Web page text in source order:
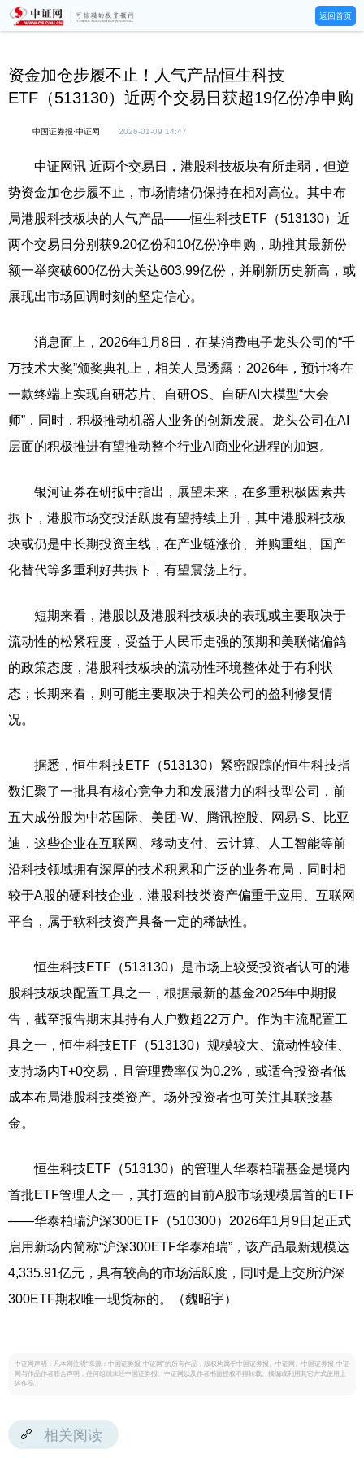
返回首页
资金加仓步履不止！人气产品恒生科技
ETF（513130）近两个交易日获超19亿份净申购
中国证券报·中证网 2026-01-09 14:47
中证网讯 近两个交易日，港股科技板块有所走弱，但逆
势资金加仓步履不止，市场情绪仍保持在相对高位。其中布
局港股科技板块的人气产品——恒生科技ETF（513130）近
两个交易日分别获9.20亿份和10亿份净申购，助推其最新份
额一举突破600亿份大关达603.99亿份，并刷新历史新高，或
展现出市场回调时刻的坚定信心。
消息面上，2026年1月8日，在某消费电子龙头公司的“千
万技术大奖”颁奖典礼上，相关人员透露：2026年，预计将在
一款终端上实现自研芯片、自研OS、自研AI大模型“大会
师”，同时，积极推动机器人业务的创新发展。龙头公司在AI
层面的积极推进有望推动整个行业AI商业化进程的加速。
银河证券在研报中指出，展望未来，在多重积极因素共
振下，港股市场交投活跃度有望持续上升，其中港股科技板
块或仍是中长期投资主线，在产业链涨价、并购重组、国产
化替代等多重利好共振下，有望震荡上行。
短期来看，港股以及港股科技板块的表现或主要取决于
流动性的松紧程度，受益于人民币走强的预期和美联储偏鸽
的政策态度，港股科技板块的流动性环境整体处于有利状
态；长期来看，则可能主要取决于相关公司的盈利修复情
况。
据悉，恒生科技ETF（513130）紧密跟踪的恒生科技指
数汇聚了一批具有核心竞争力和发展潜力的科技型公司，前
五大成份股为中芯国际、美团-W、腾讯控股、网易-S、比亚
迪，这些企业在互联网、移动支付、云计算、人工智能等前
沿科技领域拥有深厚的技术积累和广泛的业务布局，同时相
较于A股的硬科技企业，港股科技类资产偏重于应用、互联网
平台，属于软科技资产具备一定的稀缺性。
恒生科技ETF（513130）是市场上较受投资者认可的港
股科技板块配置工具之一，根据最新的基金2025年中期报
告，截至报告期末其持有人户数超22万户。作为主流配置工
具之一，恒生科技ETF（513130）规模较大、流动性较佳、
支持场内T+0交易，且管理费率仅为0.2%，或适合投资者低
成本布局港股科技类资产。场外投资者也可关注其联接基
金。
恒生科技ETF（513130）的管理人华泰柏瑞基金是境内
首批ETF管理人之一，其打造的目前A股市场规模居首的ETF
——华泰柏瑞沪深300ETF（510300）2026年1月9日起正式
启用新场内简称“沪深300ETF华泰柏瑞”，该产品最新规模达
4,335.91亿元，具有较高的市场活跃度，同时是上交所沪深
300ETF期权唯一现货标的。（魏昭宇）
中证网声明：凡本网注明“来源：中国证券报·中证网”的所有作品，版权均属于中国证券报、中证网。中国证券报·中证
网与作品作者联合声明，任何组织未经中国证券报、中证网以及作者书面授权不得转载、摘编或利用其它方式使用上
述作品。
相关阅读